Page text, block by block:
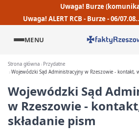
Uwaga! Burze
Uwaga! ALERT RCB - Burze - 06/
MENU
Strona główna
Przydatne
Wojewódzki Sąd Administracyjny w Rzeszowie - kontakt,
Wojewódzki Sąd
w Rzeszowie -
składanie pism